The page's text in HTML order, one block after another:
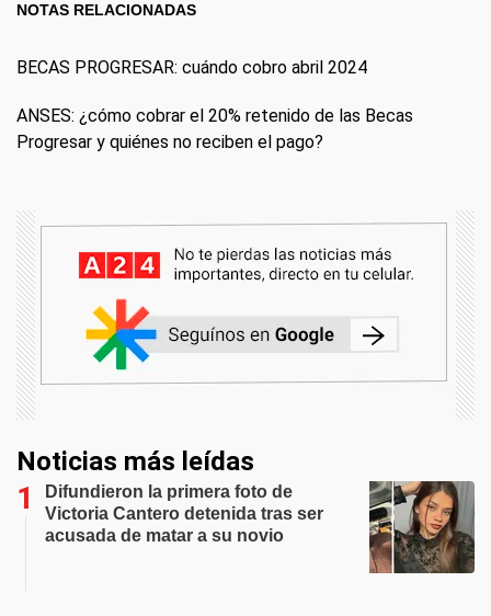
NOTAS RELACIONADAS
BECAS PROGRESAR: cuándo cobro abril 2024
ANSES: ¿cómo cobrar el 20% retenido de las Becas
Progresar y quiénes no reciben el pago?
Noticias más leídas
Difundieron la primera foto de
Victoria Cantero detenida tras ser
acusada de matar a su novio